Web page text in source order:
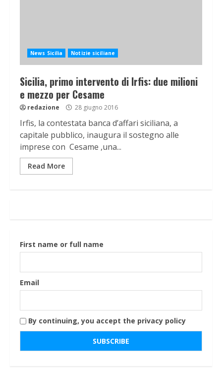
News Sicilia Notizie siciliane
Sicilia, primo intervento di Irfis: due milioni
e mezzo per Cesame
redazione 28 giugno 2016
Irfis, la contestata banca d’affari siciliana, a
capitale pubblico, inaugura il sostegno alle
imprese con Cesame ,una...
Read More
First name or full name
Email
By continuing, you accept the privacy policy